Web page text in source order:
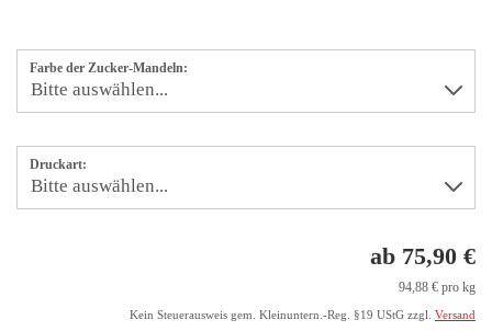
Farbe der Zucker-Mandeln:
Druckart:
ab 75,90 €
94,88 € pro kg
Kein Steuerausweis gem. Kleinuntern.-Reg. §19 UStG zzgl. Versand